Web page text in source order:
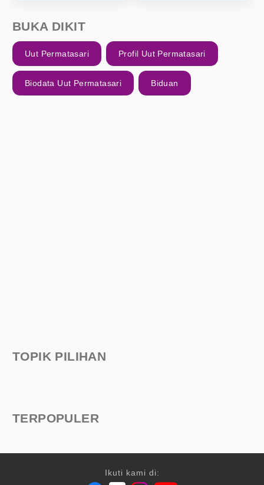
BUKA DIKIT
Uut Permatasari Profil Uut Permatasari
Biodata Uut Permatasari Biduan
TOPIK PILIHAN
TERPOPULER
Ikuti kami di: